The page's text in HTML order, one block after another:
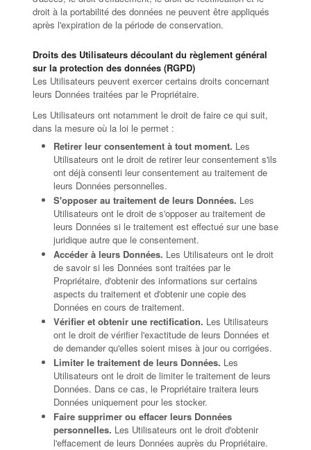
droit à la portabilité des données ne peuvent être appliqués
après l'expiration de la période de conservation.
Droits des Utilisateurs découlant du règlement général
sur la protection des données (RGPD)
Les Utilisateurs peuvent exercer certains droits concernant
leurs Données traitées par le Propriétaire.
Les Utilisateurs ont notamment le droit de faire ce qui suit,
dans la mesure où la loi le permet :
Retirer leur consentement à tout moment. Les
Utilisateurs ont le droit de retirer leur consentement s'ils
ont déjà consenti leur consentement au traitement de
leurs Données personnelles.
S'opposer au traitement de leurs Données. Les
Utilisateurs ont le droit de s'opposer au traitement de
leurs Données si le traitement est effectué sur une base
juridique autre que le consentement.
Accéder à leurs Données. Les Utilisateurs ont le droit
de savoir si les Données sont traitées par le
Propriétaire, d'obtenir des informations sur certains
aspects du traitement et d'obtenir une copie des
Données en cours de traitement.
Vérifier et obtenir une rectification. Les Utilisateurs
ont le droit de vérifier l'exactitude de leurs Données et
de demander qu'elles soient mises à jour ou corrigées.
Limiter le traitement de leurs Données. Les
Utilisateurs ont le droit de limiter le traitement de leurs
Données. Dans ce cas, le Propriétaire traitera leurs
Données uniquement pour les stocker.
Faire supprimer ou effacer leurs Données
personnelles. Les Utilisateurs ont le droit d'obtenir
l'effacement de leurs Données auprès du Propriétaire.